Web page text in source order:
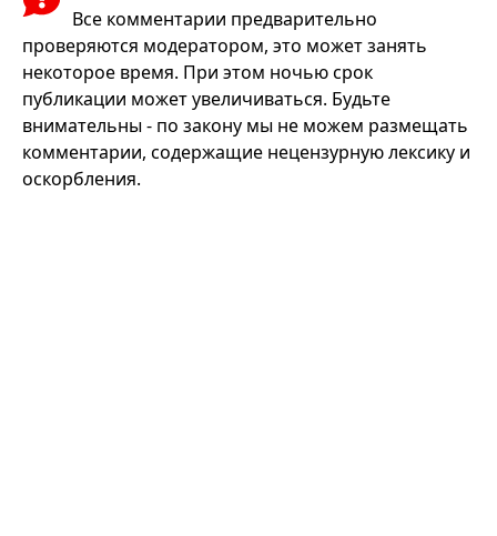
Все комментарии предварительно
проверяются модератором, это может занять
некоторое время. При этом ночью срок
публикации может увеличиваться. Будьте
внимательны - по закону мы не можем размещать
комментарии, содержащие нецензурную лексику и
оскорбления.